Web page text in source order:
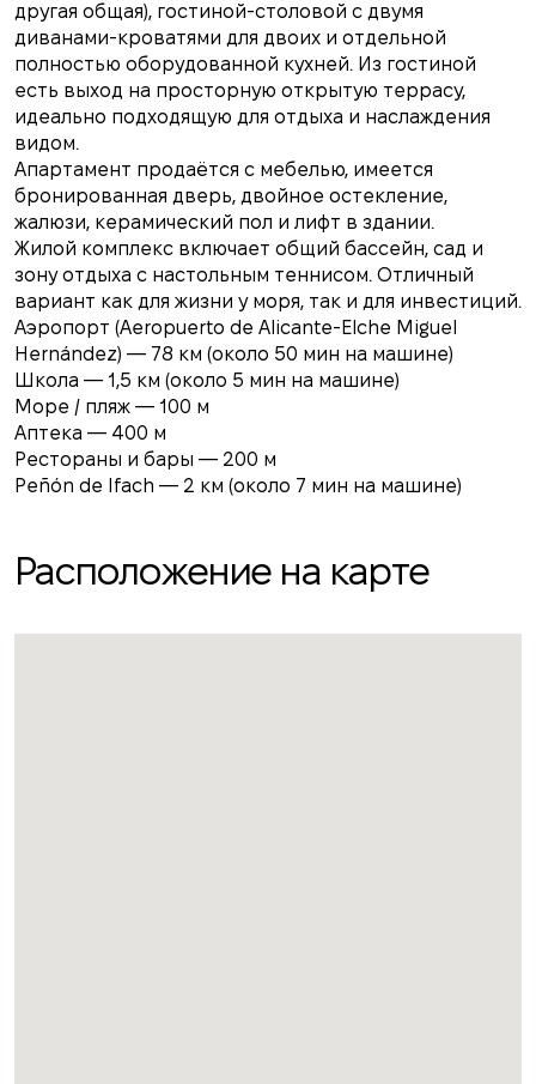
другая общая), гостиной-столовой с двумя
диванами-кроватями для двоих и отдельной
полностью оборудованной кухней. Из гостиной
есть выход на просторную открытую террасу,
идеально подходящую для отдыха и наслаждения
видом.
Апартамент продаётся с мебелью, имеется
бронированная дверь, двойное остекление,
жалюзи, керамический пол и лифт в здании.
Жилой комплекс включает общий бассейн, сад и
зону отдыха с настольным теннисом. Отличный
вариант как для жизни у моря, так и для инвестиций.
Аэропорт (Aeropuerto de Alicante-Elche Miguel
Hernández) — 78 км (около 50 мин на машине)
Школа — 1,5 км (около 5 мин на машине)
Море / пляж — 100 м
Аптека — 400 м
Рестораны и бары — 200 м
Peñón de Ifach — 2 км (около 7 мин на машине)
Расположение на карте